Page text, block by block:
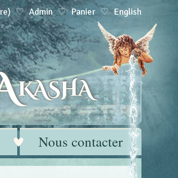
Admin Panier English
KASHA
Nous contacter